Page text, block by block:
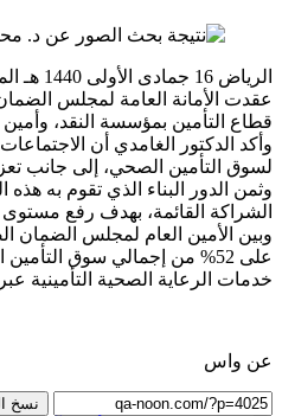
الرياض 16 جمادى الأولى 1440 هـ الموافق 22 يناير 2019 م واس
عقدت الأمانة العامة لمجلس
قطاع التأمين بمؤسسة النقد، وأمين
وأكد الدكتور الغامدي أن
لسوق التأمين الصحي، إلى جانب
وثمن الدور البناء الذي تقوم به
الشراكة القائمة، بهدف رفع
خدمات الرعاية الصحية التأمينية عبر 5,248 مقدم خدمة معتمد، وذلك من خلال 27 شركة تأمين صحي و 10 شركات إدارة مطالبات مؤهلة.
عن واس
نسخ